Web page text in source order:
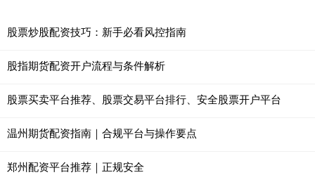
股票炒股配资技巧：新手必看风控指南
股指期货配资开户流程与条件解析
股票买卖平台推荐、股票交易平台排行、安全股票开户平台
温州期货配资指南｜合规平台与操作要点
郑州配资平台推荐｜正规安全